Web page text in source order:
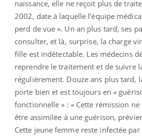
naissance, elle ne reçoit plus de
2002, date à laquelle l’équipe
perd de vue ». Un an plus tard, ses
consulter, et là, surprise, la charge
fille est indétectable. Les médecins
reprendre le traitement et de suivre
régulièrement. Douze ans plus tard,
porte bien et est toujours en «
fonctionnelle » : « Cette rémission
être assimilée à une guérison,
Cette jeune femme reste infectée par